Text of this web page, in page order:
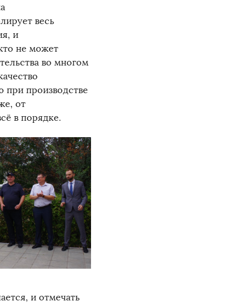
весь
и
не может
во многом
при производстве
от
в порядке.
и отмечать